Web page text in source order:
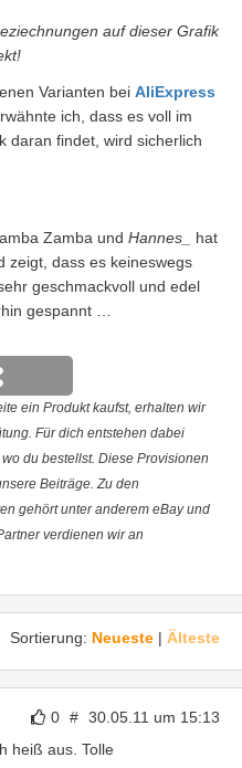
auf dieser Grafik
Varianten bei AliExpress
ich, dass es voll im
daran findet, wird sicherlich
Zamba und Hannes_
hat
zeigt, dass es keineswegs
geschmackvoll und edel
gespannt …
ein Produkt kaufst, erhalten wir
Für dich entstehen dabei
du bestellst. Diese Provisionen
Beiträge. Zu den
gehört unter anderem eBay und
verdienen wir an
Sortierung: Neueste | Älteste
0 # 30.05.11 um 15:13
heiß aus. Tolle